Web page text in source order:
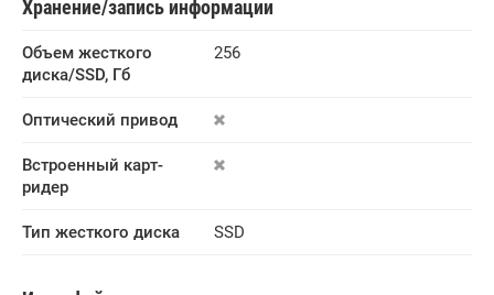
Хранение/запись информации
Объем жесткого
диска/SSD, Гб
256
Оптический привод
Встроенный карт-
ридер
Тип жесткого диска SSD